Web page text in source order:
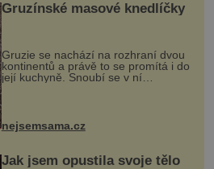
Gruzínské masové knedlíčky
Gruzie se nachází na rozhraní dvou
kontinentů a právě to se promítá i do
její kuchyně. Snoubí se v ní
evropské a asijské chutě a díky tomu
pokrmy, které rozhodně st...
nejsemsama.cz
Jak jsem opustila svoje tělo